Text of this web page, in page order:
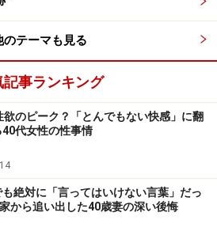
宅に戻ってくるわ』と言ったと
に『送っていくよ』とは言ってく
暮らしのときの方が出費を抑えら
たのだろう。熟年の同棲は2年で
ぎた
アプリで同世代の男性と知り合
のテーマも見る
記事ランキング
欲のピーク？「とんでもない快感」に翻
代女性の性事情
も絶対に「言ってはいけない言葉」だっ
から追い出した40歳妻の深い後悔